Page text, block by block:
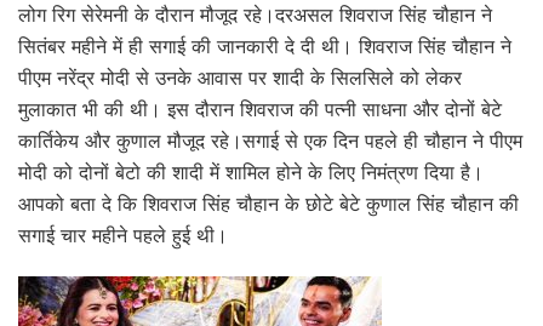
लोग रिग सेरेमनी के दौरान मौजूद रहे।दरअसल शिवराज सिंह चौहान ने
सितंबर महीने में ही सगाई की जानकारी दे दी थी। शिवराज सिंह चौहान ने
पीएम नरेंद्र मोदी से उनके आवास पर शादी के सिलसिले को लेकर
मुलाकात भी की थी। इस दौरान शिवराज की पत्नी साधना और दोनों बेटे
कार्तिकेय और कुणाल मौजूद रहे।सगाई से एक दिन पहले ही चौहान ने पीएम
मोदी को दोनों बेटो की शादी में शामिल होने के लिए निमंत्रण दिया है।
आपको बता दे कि शिवराज सिंह चौहान के छोटे बेटे कुणाल सिंह चौहान की
सगाई चार महीने पहले हुई थी।